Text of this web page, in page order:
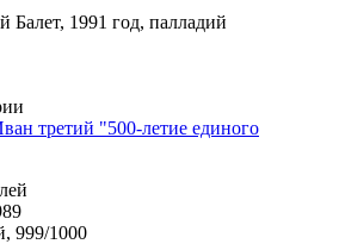
1991 год, палладий
третий "500-летие единого
999/1000